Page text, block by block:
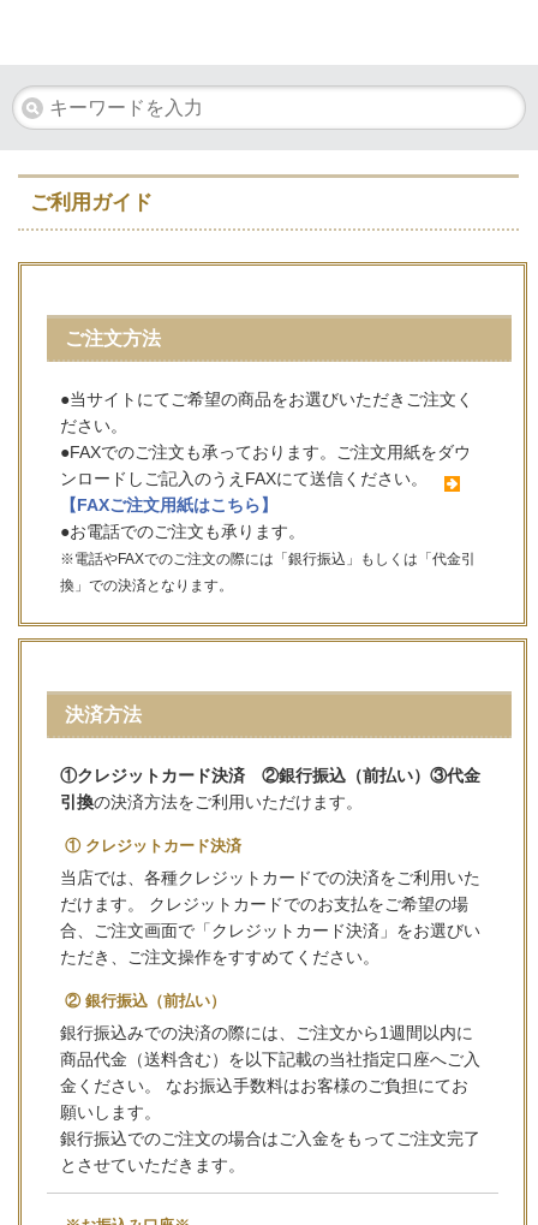
ご利用ガイド
ご注文方法
●当サイトにてご希望の商品をお選びいただきご注文く
ださい。
●FAXでのご注文も承っております。ご注文用紙をダウ
ンロードしご記入のうえFAXにて送信ください。
【FAXご注文用紙はこちら】
●お電話でのご注文も承ります。
※電話やFAXでのご注文の際には「銀行振込」もしくは「代金引
換」での決済となります。
決済方法
①クレジットカード決済 ②銀行振込（前払い）③代金
引換の決済方法をご利用いただけます。
① クレジットカード決済
当店では、各種クレジットカードでの決済をご利用いた
だけます。 クレジットカードでのお支払をご希望の場
合、ご注文画面で「クレジットカード決済」をお選びい
ただき、ご注文操作をすすめてください。
② 銀行振込（前払い）
銀行振込みでの決済の際には、ご注文から1週間以内に
商品代金（送料含む）を以下記載の当社指定口座へご入
金ください。 なお振込手数料はお客様のご負担にてお
願いします。
銀行振込でのご注文の場合はご入金をもってご注文完了
とさせていただきます。